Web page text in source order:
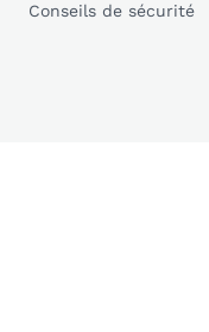
Conseils de sécurité